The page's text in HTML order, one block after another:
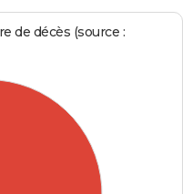
de décès (source :